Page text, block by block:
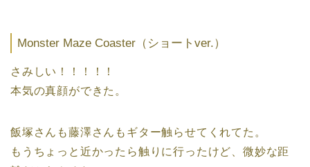
Monster Maze Coaster（ショートver.）
さみしい！！！！！
本気の真顔ができた。
飯塚さんも藤澤さんもギター触らせてくれてた。
もうちょっと近かったら触りに行ったけど、微妙な距